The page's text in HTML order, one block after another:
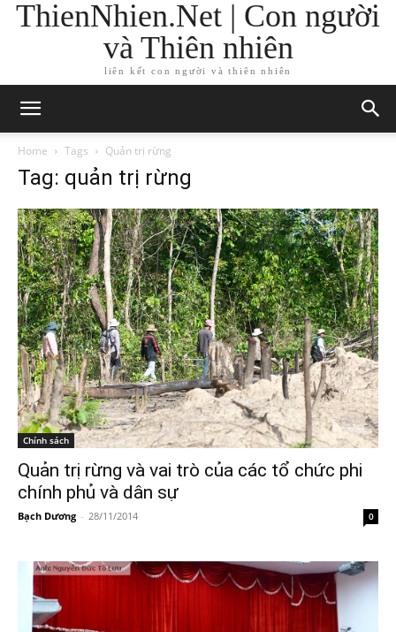
ThienNhien.Net | Con người
và Thiên nhiên
liên kết con người và thiên nhiên
Home Tags Quản trị rừng
Tag: quản trị rừng
Chính sách
Quản trị rừng và vai trò của các tổ chức phi
chính phủ và dân sự
Bạch Dương - 28/11/2014 0